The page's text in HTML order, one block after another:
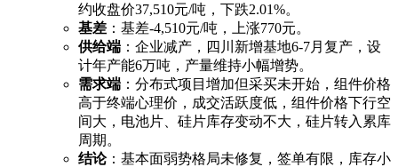
约收盘价37,510元/吨，下跌2.01%。
基差 ：基差-4,510元/吨，上涨770元。
供给端 ：企业减产，四川新增基地6-7月复产，设
计年产能6万吨，产量维持小幅增势。
需求端 ：分布式项目增加但采买未开始，组件价格
高于终端心理价，成交活跃度低，组件价格下行空
间大，电池片、硅片库存变动不大，硅片转入累库
周期。
结论：基本面弱势格局未修复，签单有限，库存小